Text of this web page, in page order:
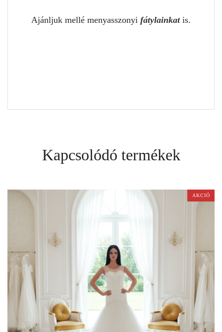
Ajánljuk mellé menyasszonyi fátylainkat is.
Kapcsolódó termékek
AKCIÓ